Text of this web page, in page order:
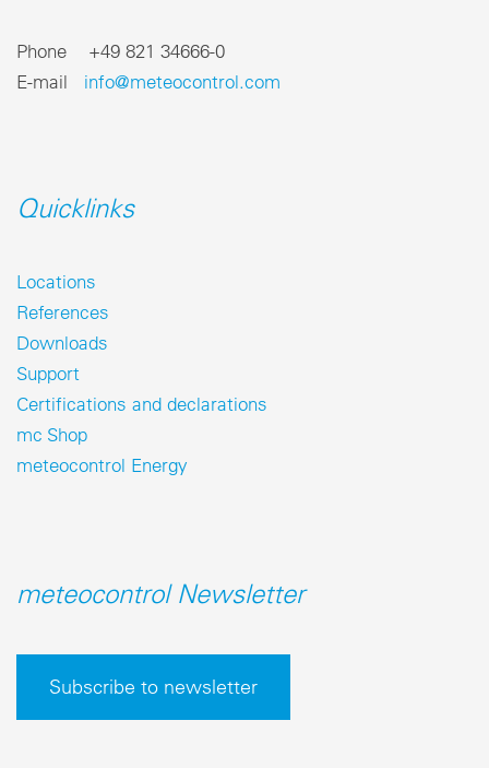
Phone +49 821 34666-0
E-mail info@meteocontrol.com
Quicklinks
Locations
References
Downloads
Support
Certifications and declarations
mc Shop
meteocontrol Energy
meteocontrol Newsletter
Subscribe to newsletter